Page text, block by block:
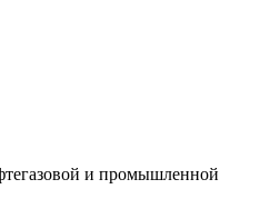
и промышленной